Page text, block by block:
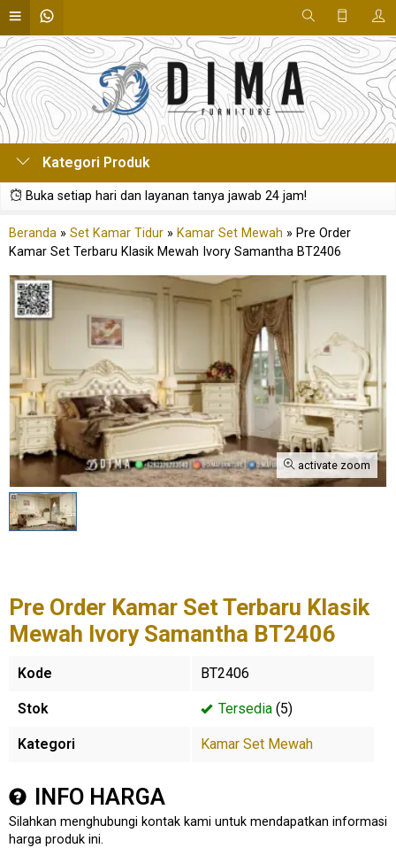
Kategori Produk
Buka setiap hari dan layanan tanya jawab 24 jam!
Beranda » Set Kamar Tidur » Kamar Set Mewah » Pre Order
Kamar Set Terbaru Klasik Mewah Ivory Samantha BT2406
activate zoom
Pre Order Kamar Set Terbaru Klasik
Mewah Ivory Samantha BT2406
Kode BT2406
Stok Tersedia (5)
Kategori Kamar Set Mewah
INFO HARGA
Silahkan menghubungi kontak kami untuk mendapatkan informasi
harga produk ini.